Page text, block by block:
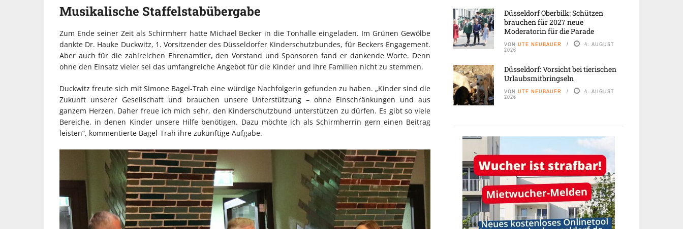
Musikalische Staffelstabübergabe
Zum Ende seiner Zeit als Schirmherr hatte Michael Becker in die Tonhalle eingeladen. Im Grünen Gewölbe
dankte Dr. Hauke Duckwitz, 1. Vorsitzender des Düsseldorfer Kinderschutzbundes, für Beckers Engagement.
Aber auch für die zahlreichen Ehrenamtler, den Vorstand und Sponsoren fand er dankende Worte. Denn
ohne den Einsatz vieler sei das umfangreiche Angebot für die Kinder und ihre Familien nicht zu stemmen.
Duckwitz freute sich mit Simone Bagel-Trah eine würdige Nachfolgerin gefunden zu haben. „Kinder sind die
Zukunft unserer Gesellschaft und brauchen unsere Unterstützung – ohne Einschränkungen und aus
ganzem Herzen. Daher freue ich mich sehr, den Kinderschutzbund unterstützen zu dürfen. Es gibt so viele
Bereiche, in denen Kinder unsere Hilfe benötigen. Dazu möchte ich als Schirmherrin gern einen Beitrag
leisten“, kommentierte Bagel-Trah ihre zukünftige Aufgabe.
Düsseldorf Oberbilk: Schützen
brauchen für 2027 neue
Moderatorin für die Parade
VON UTE NEUBAUER 4. AUGUST
2026
Düsseldorf: Vorsicht bei tierischen
Urlaubsmitbringseln
VON UTE NEUBAUER 4. AUGUST
2026